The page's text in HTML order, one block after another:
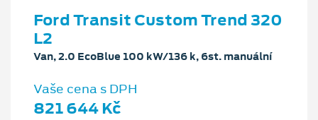
Ford Transit Custom Trend 320
L2
Van, 2.0 EcoBlue 100 kW/136 k, 6st. manuální
Vaše cena s DPH
821 644 Kč